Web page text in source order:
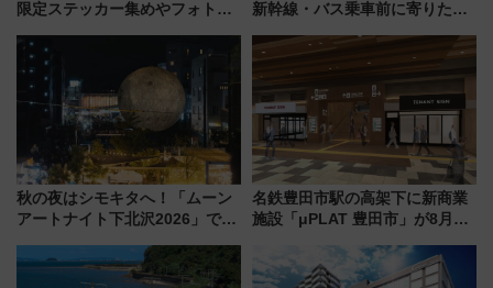
限定ステッカー集めやフォトス
いを満喫しよう（花火鑑賞会応
募は7/12まで！）
新幹線・バス乗車前に寄りたい
やり＆スタミナグルメ」6選【新
店舗も！】
秋の夜はシモキタへ！「ムーン
アートナイト下北沢2026」でイ
を満喫しよう
名鉄豊田市駅の高架下に新商業
施設「μPLAT 豊田市」が8月26
たな玄関口へ